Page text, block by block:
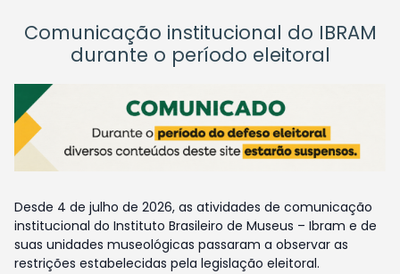
Comunicação institucional do IBRAM
durante o período eleitoral
Desde 4 de julho de 2026, as atividades de comunicação
institucional do Instituto Brasileiro de Museus – Ibram e de
suas unidades museológicas passaram a observar as
restrições estabelecidas pela legislação eleitoral.